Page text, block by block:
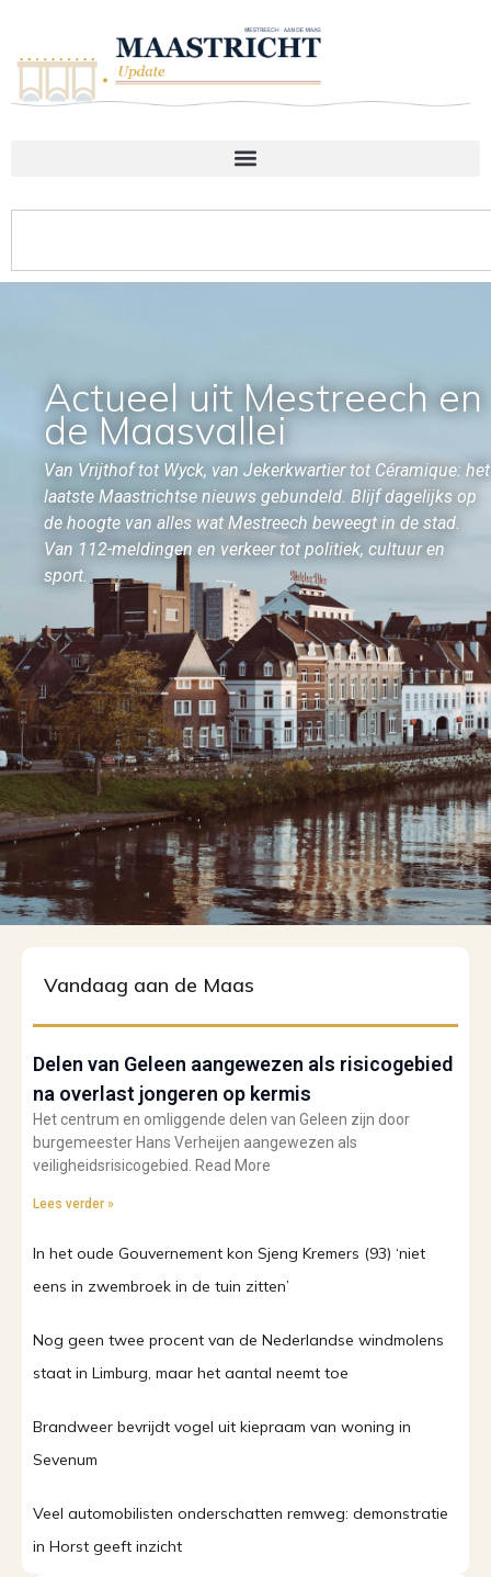
Actueel uit Mestreech en
de Maasvallei
Van Vrijthof tot Wyck, van Jekerkwartier tot Céramique: het
laatste Maastrichtse nieuws gebundeld. Blijf dagelijks op
de hoogte van alles wat Mestreech beweegt in de stad.
Van 112-meldingen en verkeer tot politiek, cultuur en
sport.
Vandaag aan de Maas
Delen van Geleen aangewezen als risicogebied
na overlast jongeren op kermis
Het centrum en omliggende delen van Geleen zijn door
burgemeester Hans Verheijen aangewezen als
veiligheidsrisicogebied. Read More
Lees verder »
In het oude Gouvernement kon Sjeng Kremers (93) ‘niet
eens in zwembroek in de tuin zitten’
Nog geen twee procent van de Nederlandse windmolens
staat in Limburg, maar het aantal neemt toe
Brandweer bevrijdt vogel uit kiepraam van woning in
Sevenum
Veel automobilisten onderschatten remweg: demonstratie
in Horst geeft inzicht